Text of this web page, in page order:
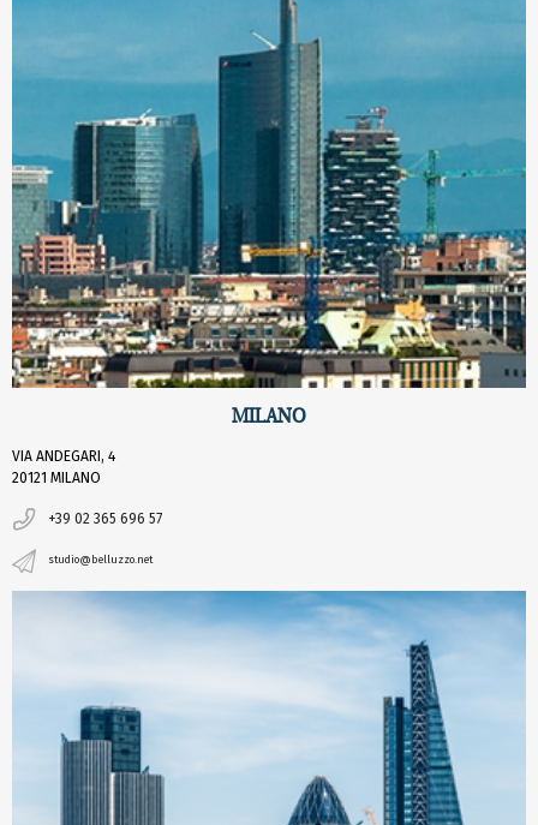
MILANO
VIA ANDEGARI, 4
20121 MILANO
+39 02 365 696 57
studio@belluzzo.net